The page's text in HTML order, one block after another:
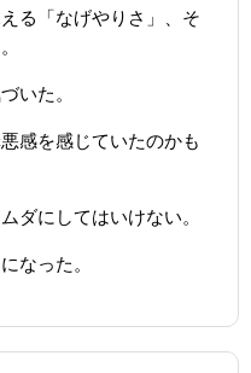
る「なげやりさ」、そ
いた。
感を感じていたのかも
ダにしてはいけない。
なった。